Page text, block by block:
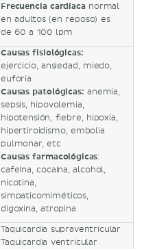
Frecuencia cardíaca normal
en adultos (en reposo) es
de 60 a 100 lpm
Causas fisiológicas:
ejercicio, ansiedad, miedo,
euforia
Causas patológicas: anemia,
sepsis, hipovolemia,
hipotensión, fiebre, hipoxia,
hipertiroidismo, embolia
pulmonar, etc
Causas farmacológicas:
cafeína, cocaína, alcohol,
nicotina,
simpaticomiméticos,
digoxina, atropina
Taquicardia supraventricular
Taquicardia ventricular